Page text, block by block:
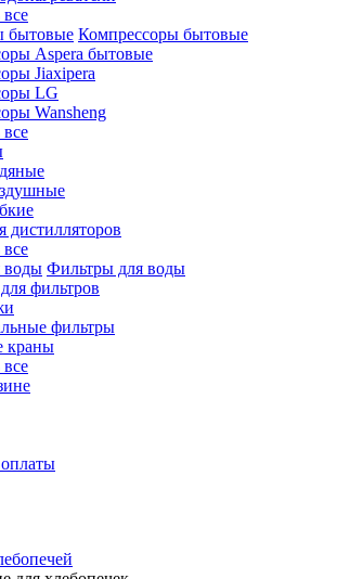
Компрессоры бытовые
Aspera бытовые
Jiaxipera
LG
Wansheng
Фильтры для воды
фильтров
фильтры
краны